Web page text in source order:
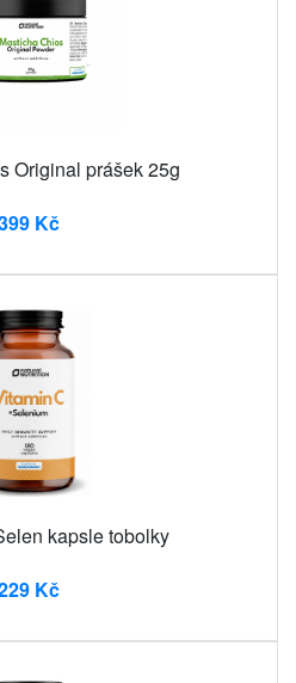
Original prášek 25g
Kč
kapsle tobolky
Kč